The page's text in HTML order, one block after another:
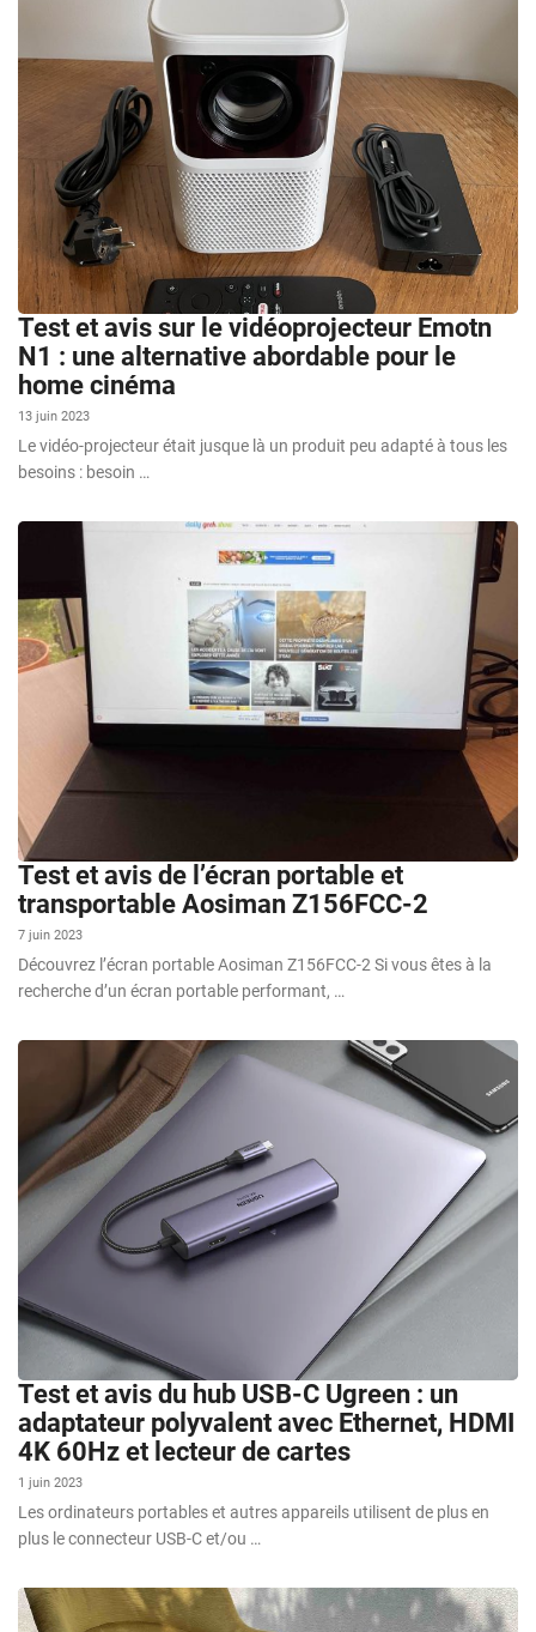
Test et avis sur le vidéoprojecteur Emotn
N1 : une alternative abordable pour le
home cinéma
13 juin 2023
Le vidéo-projecteur était jusque là un produit peu adapté à tous les
besoins : besoin …
Test et avis de l’écran portable et
transportable Aosiman Z156FCC-2
7 juin 2023
Découvrez l’écran portable Aosiman Z156FCC-2 Si vous êtes à la
recherche d’un écran portable performant, …
Test et avis du hub USB-C Ugreen : un
adaptateur polyvalent avec Ethernet, HDMI
4K 60Hz et lecteur de cartes
1 juin 2023
Les ordinateurs portables et autres appareils utilisent de plus en
plus le connecteur USB-C et/ou …